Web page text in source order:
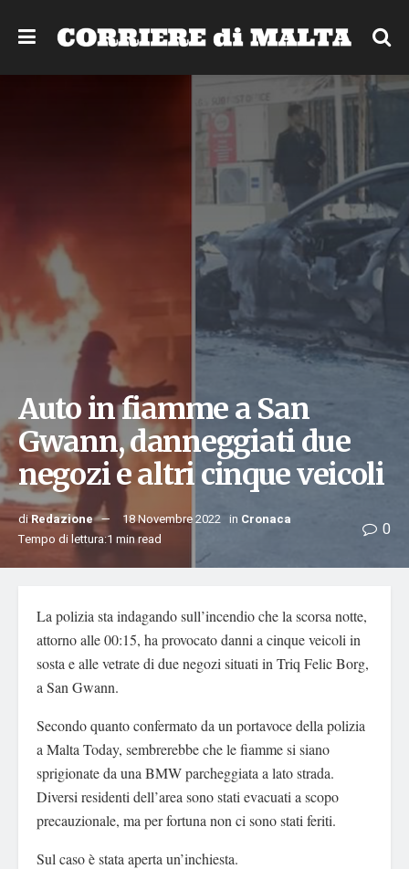
Auto in fiamme a San
Gwann, danneggiati due
negozi e altri cinque veicoli
diRedazione 18 Novembre 2022 in Cronaca
Tempo di lettura:1 min read
0
La polizia sta indagando sull’incendio che la scorsa notte,
attorno alle 00:15, ha provocato danni a cinque veicoli in
sosta e alle vetrate di due negozi situati in Triq Felic Borg,
a San Gwann.
Secondo quanto confermato da un portavoce della polizia
a Malta Today, sembrerebbe che le fiamme si siano
sprigionate da una BMW parcheggiata a lato strada.
Diversi residenti dell’area sono stati evacuati a scopo
precauzionale, ma per fortuna non ci sono stati feriti.
Sul caso è stata aperta un’inchiesta.